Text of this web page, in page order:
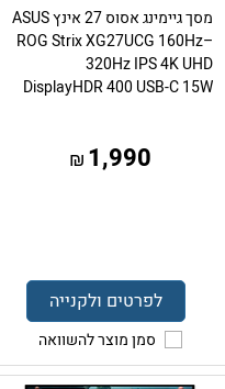
מסך גיימינג אסוס 27 אינץ ASUS
ROG Strix XG27UCG 160Hz–
320Hz IPS 4K UHD
DisplayHDR 400 USB-C 15W
1,990
₪
לפרטים ולקנייה
סמן מוצר להשוואה